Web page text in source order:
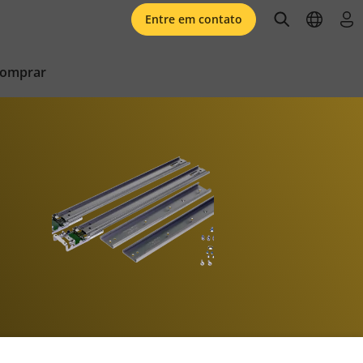
Entre em contato openopen